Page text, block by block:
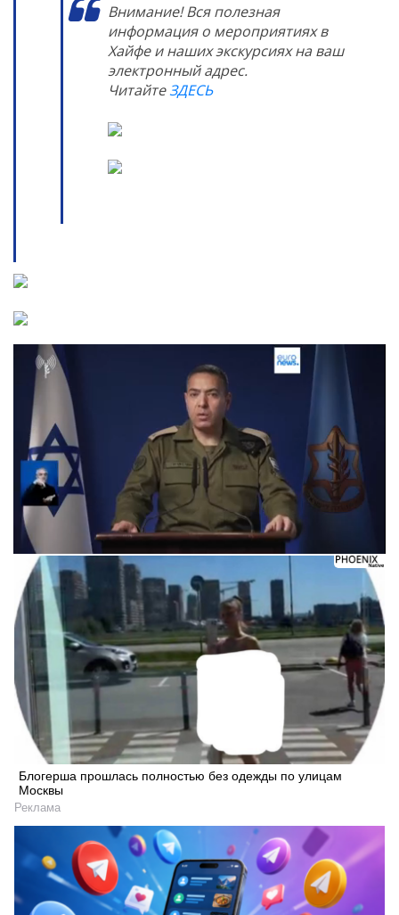
Внимание! Вся полезная
информация о мероприятиях в
Хайфе и наших экскурсиях на ваш
электронный адрес.
ЧитайтеЗДЕСЬ
Блогерша прошлась полностью без одежды по улицам
Москвы
Реклама